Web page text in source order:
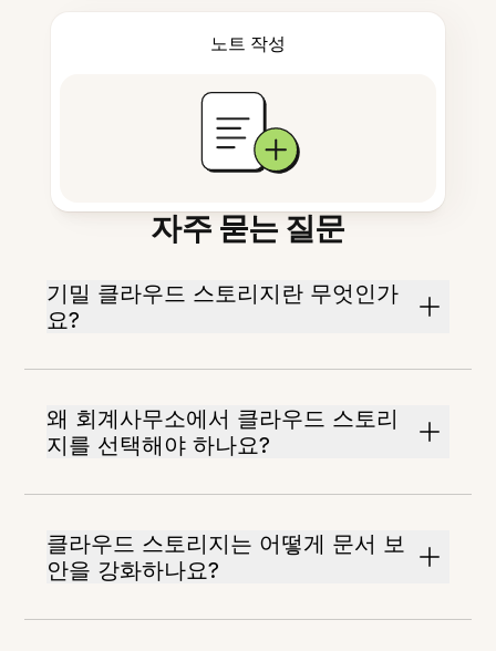
노트 작성
자주 묻는 질문
기밀 클라우드 스토리지란 무엇인가
요?
왜 회계사무소에서 클라우드 스토리
지를 선택해야 하나요?
클라우드 스토리지는 어떻게 문서 보
안을 강화하나요?